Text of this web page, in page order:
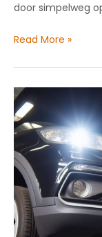
door simpelweg
Slim
voor
autoliefhebbers
met
carnews
advies
Read More »